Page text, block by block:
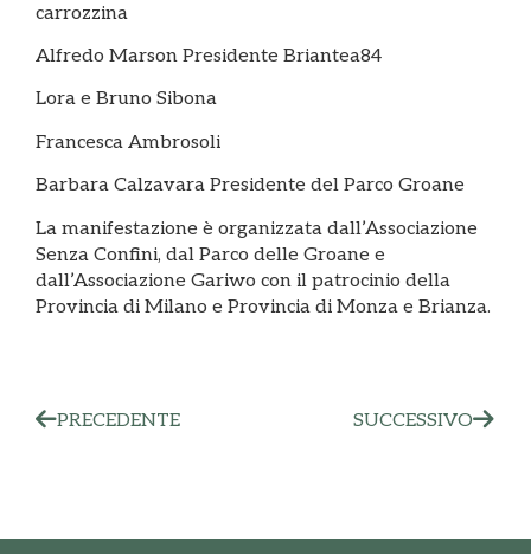
carrozzina
Alfredo Marson Presidente Briantea84
Lora e Bruno Sibona
Francesca Ambrosoli
Barbara Calzavara Presidente del Parco Groane
La manifestazione è organizzata dall’Associazione
Senza Confini, dal Parco delle Groane e
dall’Associazione Gariwo con il patrocinio della
Provincia di Milano e Provincia di Monza e Brianza.
PRECEDENTE SUCCESSIVO